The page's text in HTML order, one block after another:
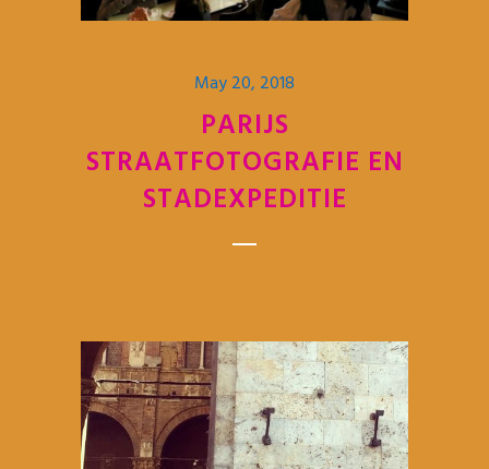
May 20, 2018
PARIJS
STRAATFOTOGRAFIE EN
STADEXPEDITIE